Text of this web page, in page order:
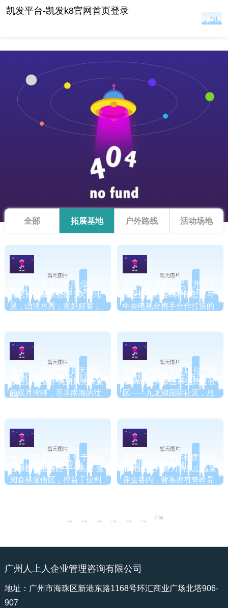
拓展基地 -凯发平台
凯发平台-凯发k8官网首页登录
全部 拓展基地 户外路线 活动场地
广州从化溪头村基地
广州从化溪头村基地 位于从
化区良口镇东北部，人杰地
灵，山清水秀，友好好客，
佛山南海影视城基地
南海影视城基地 是广州人上
人企业管理咨询有限公司与
中央电视台携手合作打造的
亩。
惠州双月湾檀悦都喜天
丽
惠东双月湾檀悦都喜天丽度
假酒店 坐落于惠州风光旖旎
的双月湾畔，尽享南海的壮
城”美誉，绚丽多彩的环境弥
漫着醉人芳香，令人倍感平
和。
花都九龙湖公主酒店
花都九龙湖公主酒店 位于国
家aaaa级大型山水生态度假
区——九龙湖国际社区，总
佛山美的鹭湖营地
佛山美的鹭湖营地 位于佛山
首席森林度假区——美的·鹭
湖森林度假区，得益于便利
路环绕，开启1小时广佛肇
港澳铂金旅游圈。
惠州龙门希尔顿
惠州龙门富力希尔顿度假酒
店 地处龙门富力南昆山温泉
养生谷内，背靠拥有奇峰异
峦，满目苍翠。
广州人上人企业管理咨询有限公司
地址：广州市海珠区新港东路1168号环汇商业广场北塔906-
907